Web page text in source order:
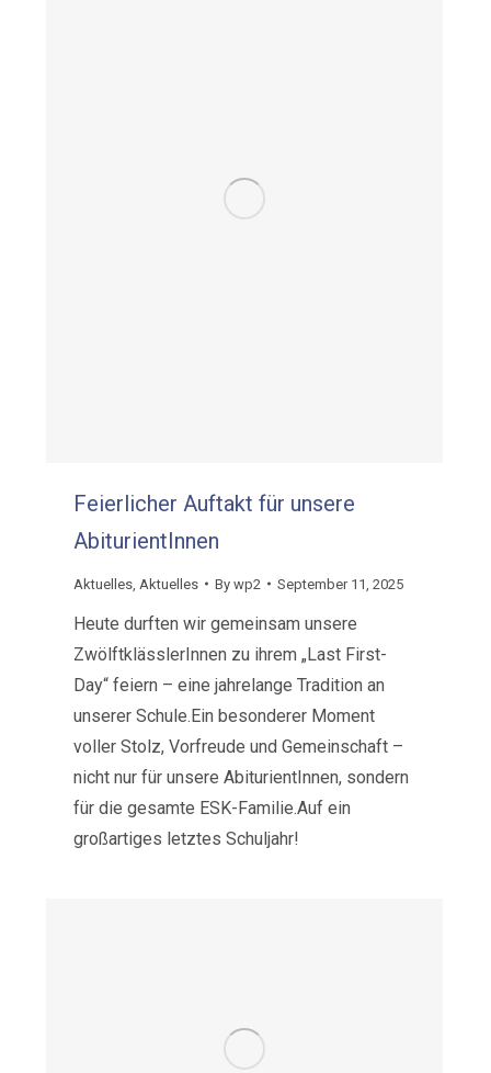
Feierlicher Auftakt für unsere
AbiturientInnen
Aktuelles Aktuelles Bywp2 September 11, 2025
Heute durften wir gemeinsam unsere
ZwölftklässlerInnen zu ihrem „Last First-
Day“ feiern – eine jahrelange Tradition an
unserer Schule.Ein besonderer Moment
voller Stolz, Vorfreude und Gemeinschaft –
nicht nur für unsere AbiturientInnen, sondern
für die gesamte ESK-Familie.Auf ein
großartiges letztes Schuljahr!